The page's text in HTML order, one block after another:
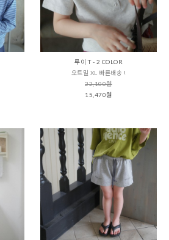
루이 T - 2 COLOR
오트밀 XL 빠른배송 !
22,100원
15,470원